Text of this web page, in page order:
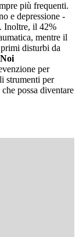
più frequenti.
e depressione -
Inoltre, il 42%
mentre il
disturbi da
per
strumenti per
possa diventare